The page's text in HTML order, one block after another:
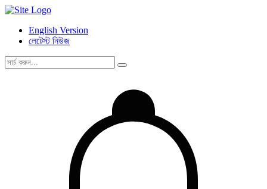
English Version
লেটেস্ট নিউজ